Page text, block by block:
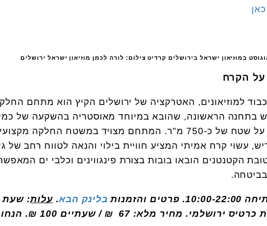
כאן
במוזיאון ישראל בירושלים קרדיט צילום: לורה לכמן מוזיאון ישראל ירושלים
הקרח
למוזיאונים, האטרקציה של ירושלים הקיץ הוא מתחם
בתחנה הראשונה, שהובא במיוחד מאוסטריה בהשקעה של
ומשתרע על שטח של כ-750 מ"ר. המתחם מצויד במשטח החלקה
הקטנטנים הובאו בובות בצורת פינגווינים וכלבי ים
והזמנות בלינק הבא. עלות
₪ בהצגת כרטיס ירושלמי. מחיר